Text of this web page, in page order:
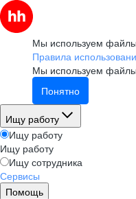
Мы используем файлы
Правила
Мы используем
Понятно
Ищу работу
Ищу работу
Ищу работу
Ищу сотрудника
Сервисы
Помощь